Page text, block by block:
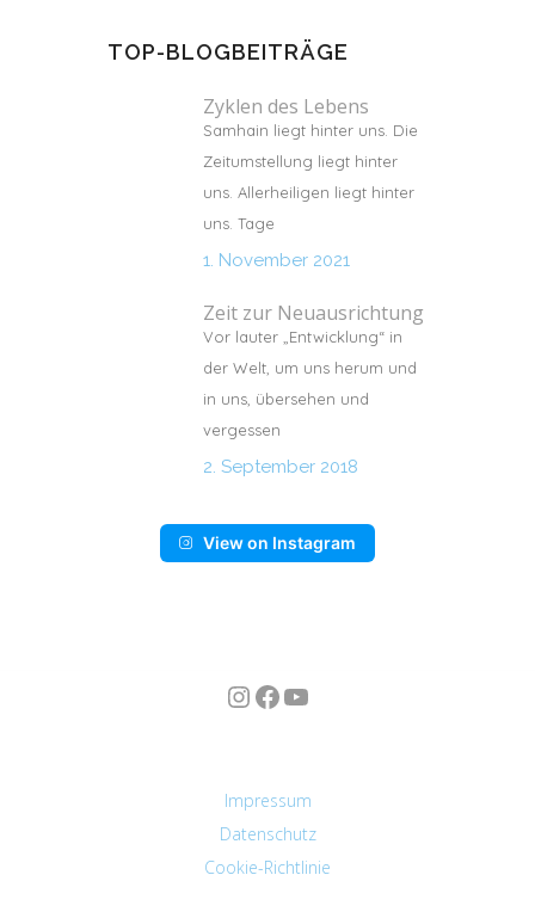
TOP-BLOGBEITRÄGE
Zyklen des Lebens
Samhain liegt hinter uns. Die
Zeitumstellung liegt hinter
uns. Allerheiligen liegt hinter
uns. Tage
1. November 2021
Zeit zur Neuausrichtung
Vor lauter „Entwicklung“ in
der Welt, um uns herum und
in uns, übersehen und
vergessen
2. September 2018
View on Instagram
Instagram
Facebook
YouTube
Impressum
Datenschutz
Cookie-Richtlinie